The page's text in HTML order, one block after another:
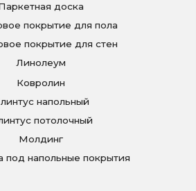
доска
покрытие для пола
покрытие для стен
Линолеум
Ковролин
напольный
потолочный
Молдинг
под напольные покрытия